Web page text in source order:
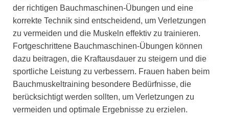
der richtigen Bauchmaschinen-Übungen und eine
korrekte Technik sind entscheidend, um Verletzungen
zu vermeiden und die Muskeln effektiv zu trainieren.
Fortgeschrittene Bauchmaschinen-Übungen können
dazu beitragen, die Kraftausdauer zu steigern und die
sportliche Leistung zu verbessern. Frauen haben beim
Bauchmuskeltraining besondere Bedürfnisse, die
berücksichtigt werden sollten, um Verletzungen zu
vermeiden und optimale Ergebnisse zu erzielen.